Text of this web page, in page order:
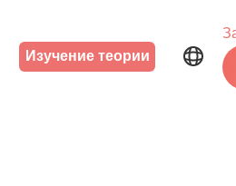
Изучение теории